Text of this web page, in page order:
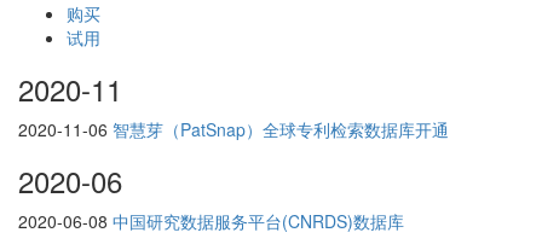
购买
试用
2020-11
2020-11-06 智慧芽（PatSnap）全球专利检索数据库开通
2020-06
2020-06-08 中国研究数据服务平台(CNRDS)数据库